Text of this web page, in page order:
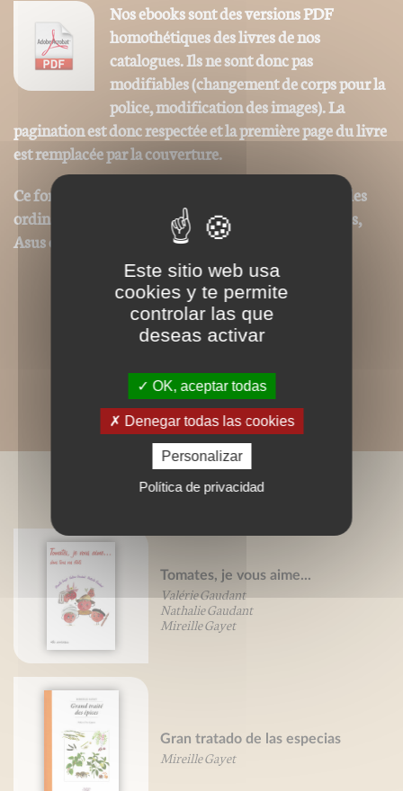
Nos ebooks sont des versions PDF
homothétiques des livres de nos
catalogues. Ils ne sont donc pas
modifiables (changement de corps pour la
police, modification des images). La
pagination est donc respectée et la première page du livre
est remplacée par la couverture.
Ce format peut être lu par le logiciel Acrobat © sur des
ordinateurs ou tablettes tactiles de type iPad, Archos,
Asus ou autres.
LIVRES ASSOCIÉS
Tomates, je vous aime...
Valérie Gaudant
Nathalie Gaudant
Mireille Gayet
Gran tratado de las especias
Mireille Gayet
Este sitio web usa
cookies y te permite
controlar las que
deseas activar
OK, aceptar todas
Denegar todas las cookies
Personalizar
Política de privacidad